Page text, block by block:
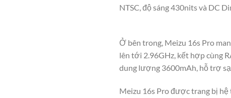
NTSC, độ sáng 430nits và DC
Ở bên trong, Meizu 16s Pro
lên tới 2.96GHz, kết hợp cùng
dung lượng 3600mAh, hỗ trợ
Meizu 16s Pro được trang bị hệ